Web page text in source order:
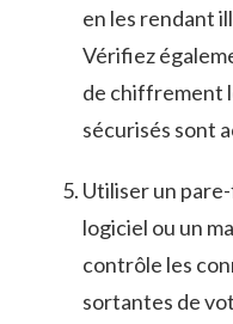
en les rendant
Vérifiez
de chiffrement
sécurisés ​sont
Utiliser un
logiciel ou ‍un
contrôle ‌les
sortantes de